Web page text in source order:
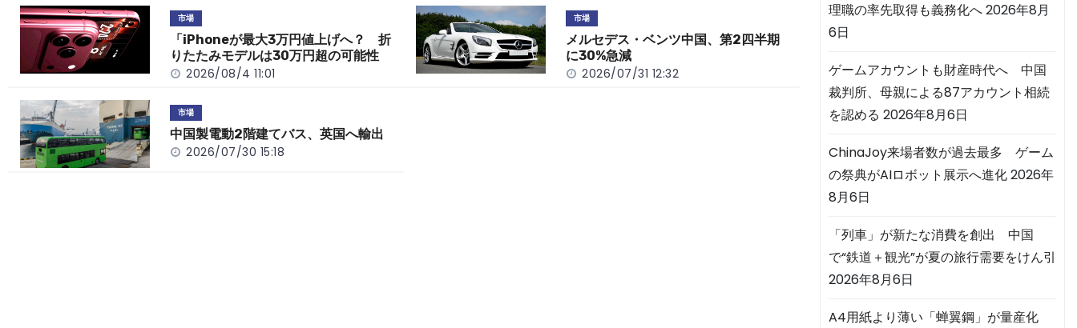
k
k
市場
「iPhoneが最大3万円値上げへ？ 折
りたたみモデルは30万円超の可能性
2026/08/4 11:01
市場
メルセデス・ベンツ中国、第2四半期
に30%急減
2026/07/31 12:32
市場
中国製電動2階建てバス、英国へ輸出
2026/07/30 15:18
理職の率先取得も義務化へ2026年8月
6日
ゲームアカウントも財産時代へ 中国
裁判所、母親による87アカウント相続
を認める 2026年8月6日
ChinaJoy来場者数が過去最多 ゲーム
の祭典がAIロボット展示へ進化2026年
8月6日
「列車」が新たな消費を創出 中国
で“鉄道＋観光”が夏の旅行需要をけん引
2026年8月6日
A4用紙より薄い「蝉翼鋼」が量産化